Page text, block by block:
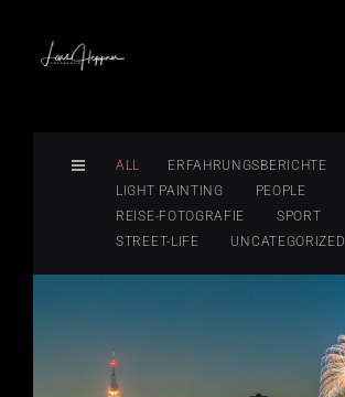
ALL
ERFAHRUNGSBERICHTE
LIGHT PAINTING
PEOPLE
REISE-FOTOGRAFIE
SPORT
STREET-LIFE
UNCATEGORIZED